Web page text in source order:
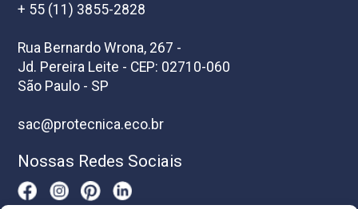
+ 55 (11) 3855-2828
Rua Bernardo Wrona, 267 -
Jd. Pereira Leite - CEP: 02710-060
São Paulo - SP
sac@protecnica.eco.br
Nossas Redes Sociais